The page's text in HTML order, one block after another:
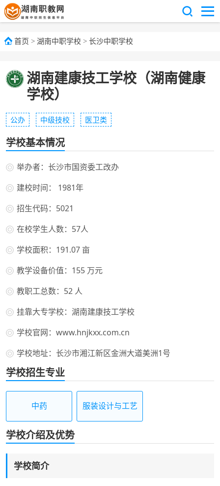
首页 > 湖南中职学校 > 长沙中职学校
湖南建康技工学校（湖南健康
学校）
公办 中级技校 医卫类
学校基本情况
举办者：长沙市国资委工改办
建校时间： 1981年
招生代码：5021
在校学生人数：57人
学校面积：191.07 亩
教学设备价值：155 万元
教职工总数：52 人
挂靠大专学校：湖南建康技工学校
学校官网：www.hnjkxx.com.cn
学校地址：长沙市湘江新区金洲大道美洲1号
学校招生专业
中药 服装设计与工艺
学校介绍及优势
学校简介